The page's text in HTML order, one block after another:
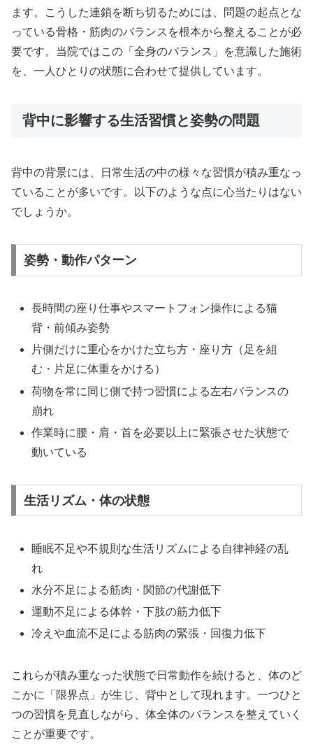
ます。こうした連鎖を断ち切るためには、問題の起点とな
っている骨格・筋肉のバランスを根本から整えることが必
要です。当院ではこの「全身のバランス」を意識した施術
を、一人ひとりの状態に合わせて提供しています。
背中に影響する生活習慣と姿勢の問題
背中の背景には、日常生活の中の様々な習慣が積み重なっ
ていることが多いです。以下のような点に心当たりはない
でしょうか。
姿勢・動作パターン
長時間の座り仕事やスマートフォン操作による猫
背・前傾み姿勢
片側だけに重心をかけた立ち方・座り方（足を組
む・片足に体重をかける）
荷物を常に同じ側で持つ習慣による左右バランスの
崩れ
作業時に腰・肩・首を必要以上に緊張させた状態で
動いている
生活リズム・体の状態
睡眠不足や不規則な生活リズムによる自律神経の乱
れ
水分不足による筋肉・関節の代謝低下
運動不足による体幹・下肢の筋力低下
冷えや血流不足による筋肉の緊張・回復力低下
これらが積み重なった状態で日常動作を続けると、体のど
こかに「限界点」が生じ、背中として現れます。一つひと
つの習慣を見直しながら、体全体のバランスを整えていく
ことが重要です。